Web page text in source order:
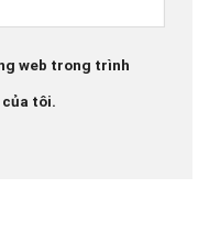
web trong trình
của tôi.